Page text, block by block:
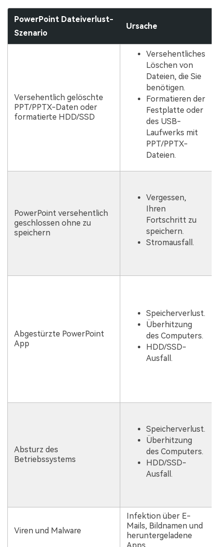
PowerPoint Dateiverlust-
Szenario
Ursache
Versehentlich gelöschte
PPT/PPTX-Daten oder
formatierte HDD/SSD
Versehentliches
Löschen von
Dateien, die Sie
benötigen.
Formatieren der
Festplatte oder
des USB-
Laufwerks mit
PPT/PPTX-
Dateien.
PowerPoint versehentlich
geschlossen ohne zu
speichern
Vergessen,
Ihren
Fortschritt zu
speichern.
Stromausfall.
Abgestürzte PowerPoint
App
Speicherverlust.
Überhitzung
des Computers.
HDD/SSD-
Ausfall.
Absturz des
Betriebssystems
Speicherverlust.
Überhitzung
des Computers.
HDD/SSD-
Ausfall.
Viren und Malware
Infektion über E-
Mails, Bildnamen und
heruntergeladene